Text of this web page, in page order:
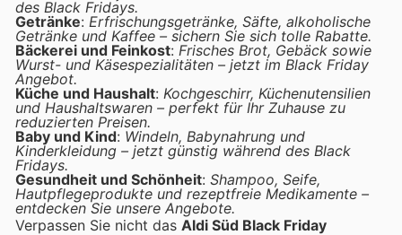
des Black Fridays.
Getränke: Erfrischungsgetränke, Säfte, alkoholische
Getränke und Kaffee – sichern Sie sich tolle Rabatte.
Bäckerei und Feinkost: Frisches Brot, Gebäck sowie
Wurst- und Käsespezialitäten – jetzt im Black Friday
Angebot.
Küche und Haushalt: Kochgeschirr, Küchenutensilien
und Haushaltswaren – perfekt für Ihr Zuhause zu
reduzierten Preisen.
Baby und Kind: Windeln, Babynahrung und
Kinderkleidung – jetzt günstig während des Black
Fridays.
Gesundheit und Schönheit: Shampoo, Seife,
Hautpflegeprodukte und rezeptfreie Medikamente –
entdecken Sie unsere Angebote.
Verpassen Sie nicht das Aldi Süd Black Friday